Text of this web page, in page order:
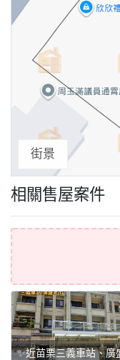
街景
相關售屋案件